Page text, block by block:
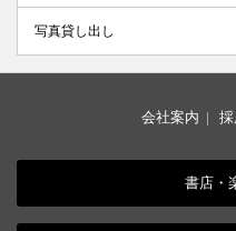
写真貸し出し
会社案内 |
書店・